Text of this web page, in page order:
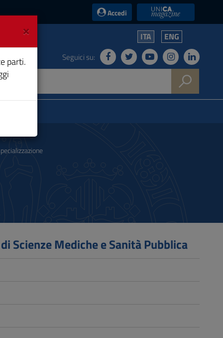
Accedi UniCA News
ITA ENG
Seguici su:
Scienze Mediche e Sanità Pubblica
×
parti.